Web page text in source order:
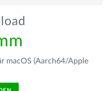
macOS (Aarch64/Apple